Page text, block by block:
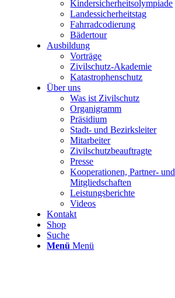
Kindersicherheitsolympiade
Landessicherheitstag
Fahrradcodierung
Bädertour
Ausbildung
Vorträge
Zivilschutz-Akademie
Katastrophenschutz
Über uns
Was ist Zivilschutz
Organigramm
Präsidium
Stadt- und Bezirksleiter
Mitarbeiter
Zivilschutzbeauftragte
Presse
Kooperationen, Partner- und
Mitgliedschaften
Leistungsberichte
Videos
Kontakt
Shop
Suche
Menü Menü